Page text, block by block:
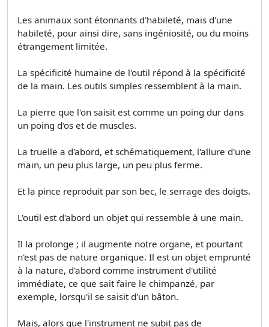
Les animaux sont étonnants d'habileté, mais d'une
habileté, pour ainsi dire, sans ingéniosité, ou du moins
étrangement limitée.
La spécificité humaine de l'outil répond à la spécificité
de la main. Les outils simples ressemblent à la main.
La pierre que l'on saisit est comme un poing dur dans
un poing d'os et de muscles.
La truelle a d'abord, et schématiquement, l'allure d'une
main, un peu plus large, un peu plus ferme.
Et la pince reproduit par son bec, le serrage des doigts.
L'outil est d'abord un objet qui ressemble à une main.
Il la prolonge ; il augmente notre organe, et pourtant
n'est pas de nature organique. Il est un objet emprunté
à la nature, d'abord comme instrument d'utilité
immédiate, ce que sait faire le chimpanzé, par
exemple, lorsqu'il se saisit d'un bâton.
Mais, alors que l'instrument ne subit pas de